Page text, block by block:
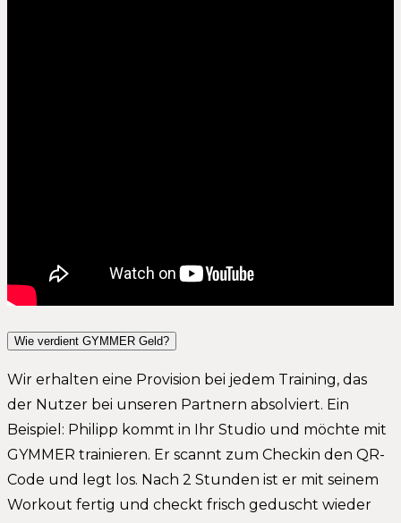
Wie verdient GYMMER Geld?
Wir erhalten eine Provision bei jedem Training, das
der Nutzer bei unseren Partnern absolviert. Ein
Beispiel: Philipp kommt in Ihr Studio und möchte mit
GYMMER trainieren. Er scannt zum Checkin den QR-
Code und legt los. Nach 2 Stunden ist er mit seinem
Workout fertig und checkt frisch geduscht wieder